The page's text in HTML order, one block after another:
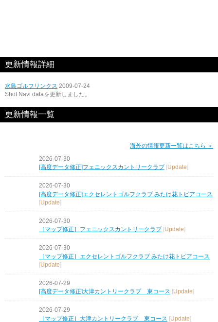
更新情報詳細
水島ゴルフリンクス 2009-07-24
Shot Navi dataを更新しました。
更新情報一覧
海外の情報更新一覧はこちら ＞
2026-07-30
[高度データ修正]フェニックスカントリークラブ
Update
2026-07-30
[高度データ修正]エクセレントゴルフクラブ みたけ花トピアコース
[Update]
2026-07-30
［マップ修正］フェニックスカントリークラブ [Update]
2026-07-30
［マップ修正］エクセレントゴルフクラブ みたけ花トピアコース
[Update]
2026-07-29
[高度データ修正]大津カントリークラブ 東コース [Update]
2026-07-29
［マップ修正］大津カントリークラブ 東コース [Update]